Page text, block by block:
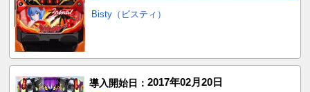
Bisty（ビスティ）
導入開始日： 2017年02月20日